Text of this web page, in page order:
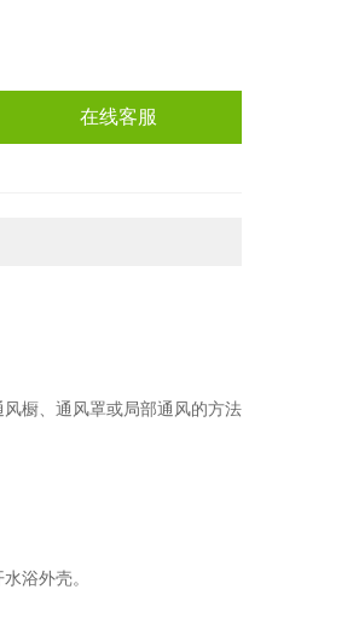
在线客服
橱、通风罩或局部通风的方法
浴外壳。